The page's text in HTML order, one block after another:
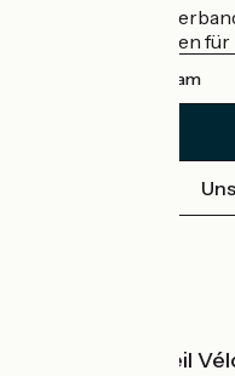
Der nationale
offizielle Leitfaden
Instagram
Was ist Accueil